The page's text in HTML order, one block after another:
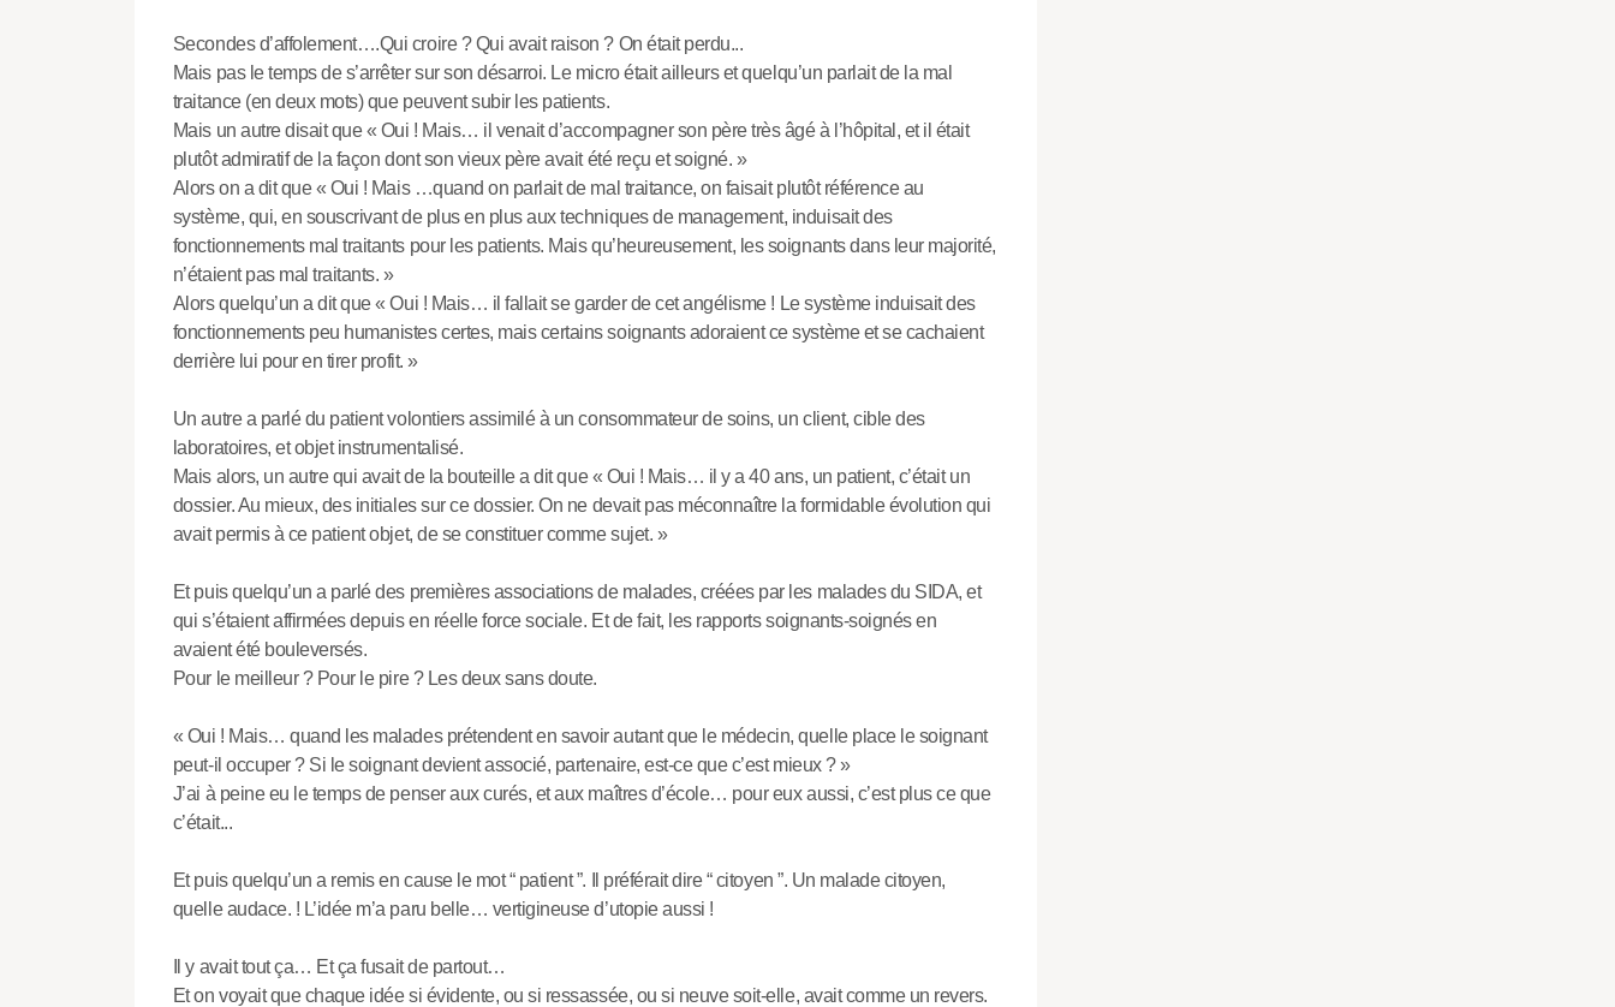
Secondes d’affolement….Qui croire ? Qui avait raison ? On était perdu...
Mais pas le temps de s’arrêter sur son désarroi. Le micro était ailleurs et quelqu’un parlait de la mal
traitance (en deux mots) que peuvent subir les patients.
Mais un autre disait que « Oui ! Mais… il venait d’accompagner son père très âgé à l’hôpital, et il était
plutôt admiratif de la façon dont son vieux père avait été reçu et soigné. »
Alors on a dit que « Oui ! Mais …quand on parlait de mal traitance, on faisait plutôt référence au
système, qui, en souscrivant de plus en plus aux techniques de management, induisait des
fonctionnements mal traitants pour les patients. Mais qu’heureusement, les soignants dans leur majorité,
n’étaient pas mal traitants. »
Alors quelqu’un a dit que « Oui ! Mais… il fallait se garder de cet angélisme ! Le système induisait des
fonctionnements peu humanistes certes, mais certains soignants adoraient ce système et se cachaient
derrière lui pour en tirer profit. »
Un autre a parlé du patient volontiers assimilé à un consommateur de soins, un client, cible des
laboratoires, et objet instrumentalisé.
Mais alors, un autre qui avait de la bouteille a dit que « Oui ! Mais… il y a 40 ans, un patient, c’était un
dossier. Au mieux, des initiales sur ce dossier. On ne devait pas méconnaître la formidable évolution qui
avait permis à ce patient objet, de se constituer comme sujet. »
Et puis quelqu’un a parlé des premières associations de malades, créées par les malades du SIDA, et
qui s’étaient affirmées depuis en réelle force sociale. Et de fait, les rapports soignants-soignés en
avaient été bouleversés.
Pour le meilleur ? Pour le pire ? Les deux sans doute.
« Oui ! Mais… quand les malades prétendent en savoir autant que le médecin, quelle place le soignant
peut-il occuper ? Si le soignant devient associé, partenaire, est-ce que c’est mieux ? »
J’ai à peine eu le temps de penser aux curés, et aux maîtres d’école… pour eux aussi, c’est plus ce que
c’était...
Et puis quelqu’un a remis en cause le mot “ patient ”. Il préférait dire “ citoyen ”. Un malade citoyen,
quelle audace. ! L’idée m’a paru belle… vertigineuse d’utopie aussi !
Il y avait tout ça… Et ça fusait de partout…
Et on voyait que chaque idée si évidente, ou si ressassée, ou si neuve soit-elle, avait comme un revers.